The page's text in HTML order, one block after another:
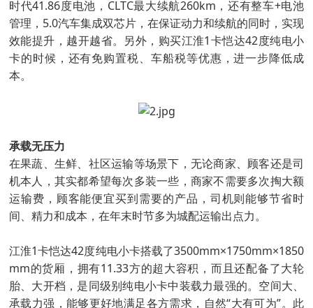
时代41.86度电池，CLTC最大续航260km，还有整车+电池
管理，5.0汽车集成双芯片，在保证动力和续航的同时，实现
效能提升，越开越省。另外，购买江淮1卡恺达42度纯电小
卡的时候，还有免购置税、车船税等优惠，进一步降低成
本。
承载无压力
在果蔬、生鲜、社区运输等场景下，无论商家、顾客还是司
机本人，其实都希望每次多装一些，商家不需要多次掏大额
运输费，顾客能便宜买到需要的产品，司机则能够节省时
间、精力和成本，在年末时节多为城配运输出点力。
江淮1卡恺达42度纯电小卡搭载了3500mm×1750mm×1850
mm的货厢，拥有11.33方的超大容积，而且还配备了大轮
胎、大开档，是同级别纯电小卡中装载力最强的。空间大、
承载力强，能够更好地满足各方需求，自然“大有可为”。此